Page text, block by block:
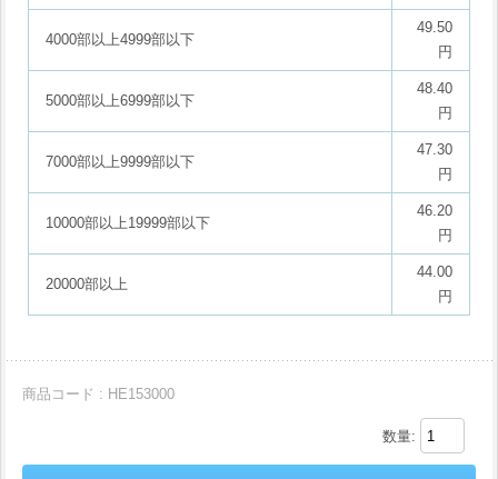
4000部以上4999部以下
49.50
円
5000部以上6999部以下
48.40
円
7000部以上9999部以下
47.30
円
10000部以上19999部以下
46.20
円
20000部以上
44.00
円
商品コード : HE153000
数量: